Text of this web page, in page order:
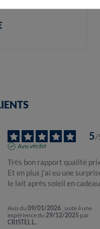
5/
Avis vérifié
Très bon rapport qualité
Et en plus j'ai eu une
le lait après soleil en cadeau
Avis du09/01/2026 , suite à une
expérience du29/12/2025 par
CRISTEL L.